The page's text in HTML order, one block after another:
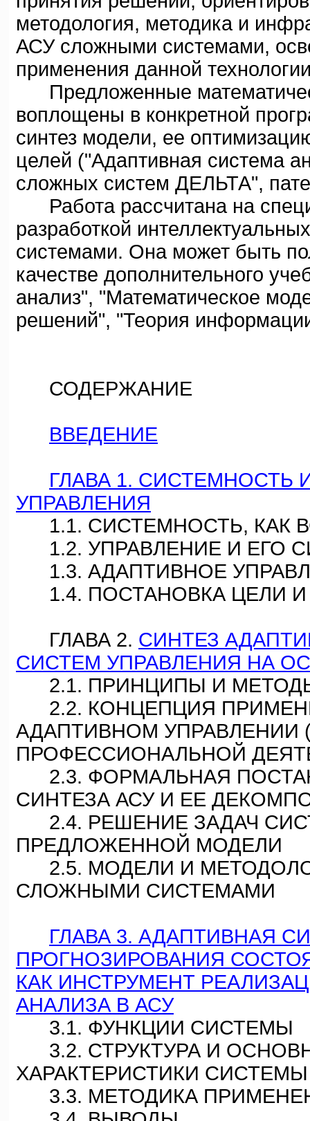
методология, методика и
АСУ сложными системами,
применения данной
Предложенные
воплощены в конкретной
синтез модели, ее
целей ("Адаптивная система
сложных систем ДЕЛЬТА",
Работа рассчитана на
разработкой
системами. Она может быть
качестве дополнительного
анализ", "Математическое
решений", "Теория
СОДЕРЖАНИЕ
ВВЕДЕНИЕ
ГЛАВА 1. СИСТЕМНОСТЬ
УПРАВЛЕНИЯ
1.1. СИСТЕМНОСТЬ, КАК
1.2. УПРАВЛЕНИЕ И ЕГО
1.3. АДАПТИВНОЕ
1.4. ПОСТАНОВКА ЦЕЛИ И
ГЛАВА 2. СИНТЕЗ
СИСТЕМ УПРАВЛЕНИЯ НА
2.1. ПРИНЦИПЫ И
2.2. КОНЦЕПЦИЯ
АДАПТИВНОМ УПРАВЛЕНИИ
ПРОФЕССИОНАЛЬНОЙ
2.3. ФОРМАЛЬНАЯ
СИНТЕЗА АСУ И ЕЕ
2.4. РЕШЕНИЕ ЗАДАЧ
ПРЕДЛОЖЕННОЙ МОДЕЛИ
2.5. МОДЕЛИ И
СЛОЖНЫМИ СИСТЕМАМИ
ГЛАВА 3. АДАПТИВНАЯ
ПРОГНОЗИРОВАНИЯ
КАК ИНСТРУМЕНТ
АНАЛИЗА В АСУ
3.1. ФУНКЦИИ СИСТЕМЫ
3.2. СТРУКТУРА И
ХАРАКТЕРИСТИКИ СИСТЕМЫ
3.3. МЕТОДИКА